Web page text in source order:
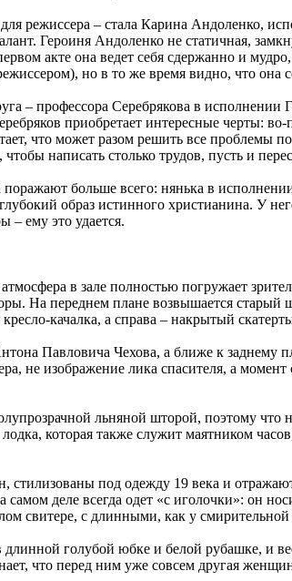
режиссера – стала Карина Андоленко,
Героиня Андоленко не статичная,
акте она ведет себя сдержанно и мудро,
но в то же время видно, что она
– профессора Серебрякова в
приобретает интересные черты:
что может разом решить все проблемы
написать столько трудов, пусть и
поражают больше всего: нянька в
образ истинного христианина. У
– ему это удается.
в зале полностью погружает
На переднем плане возвышается
качалка, а справа – накрытый
Павловича Чехова, а ближе к заднему
не изображение лика спасителя, а
льняной шторой, поэтому что
которая также служит маятником
под одежду 19 века и
самом деле всегда одет «с иголочки»:
свитере, с длинными, как у
голубой юбке и белой рубашке, и
что перед ним уже совсем другая